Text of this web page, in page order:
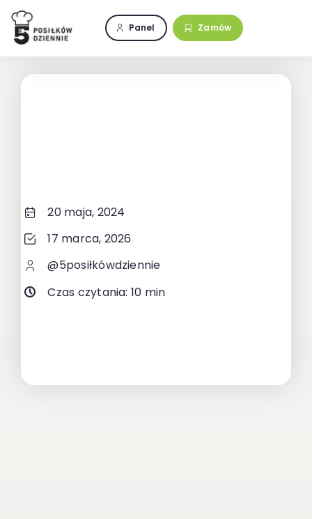
Przejdź
zawartości
Panel Zamów
20 maja, 2024
17 marca, 2026
@5posiłkówdziennie
Czas czytania: 10 min